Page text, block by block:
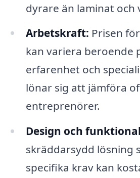
dyrare än laminat och
Arbetskraft: Prisen
kan variera beroende
erfarenhet och
lönar sig att jämföra
entreprenörer.
Design och
skräddarsydd lösning
specifika krav kan